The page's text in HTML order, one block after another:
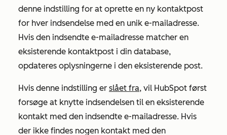
denne indstilling for at oprette en ny kontaktpost
for hver indsendelse med en unik e-mailadresse.
Hvis den indsendte e-mailadresse matcher en
eksisterende kontaktpost i din database,
opdateres oplysningerne i den eksisterende post.
Hvis denne indstilling er slået fra, vil HubSpot først
forsøge at knytte indsendelsen til en eksisterende
kontakt med den indsendte e-mailadresse. Hvis
der ikke findes nogen kontakt med den